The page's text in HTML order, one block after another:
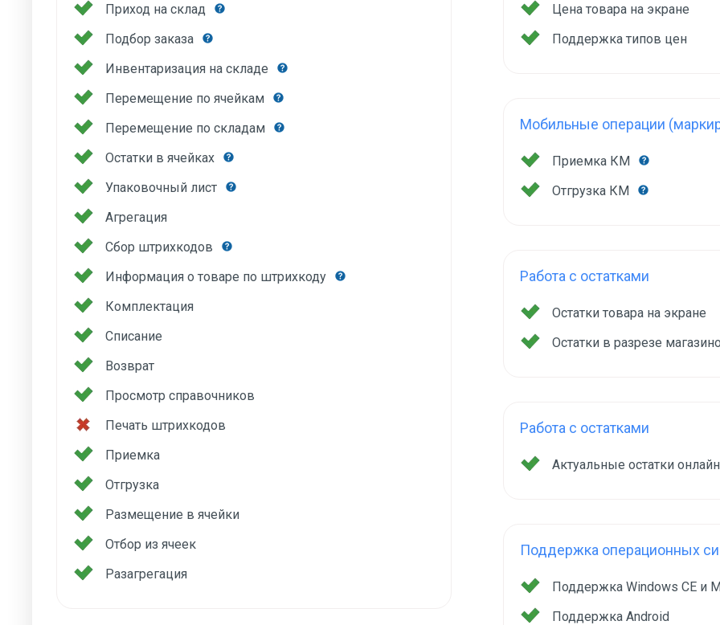
Приход на склад
Подбор заказа
Инвентаризация на складе
Перемещение по ячейкам
Перемещение по складам
Остатки в ячейках
Упаковочный лист
Агрегация
Сбор штрихкодов
Информация о товаре по штрихкоду
Комплектация
Списание
Возврат
Просмотр справочников
Печать штрихкодов
Приемка
Отгрузка
Размещение в ячейки
Отбор из ячеек
Разагрегация
Цена товара на экране
Поддержка типов цен
Мобильные операции
Приемка КМ
Отгрузка КМ
Работа с остатками
Остатки товара на экране
Остатки в разрезе
Работа с остатками
Актуальные остатки
Поддержка операционных
Поддержка Windows CE и
Поддержка Android